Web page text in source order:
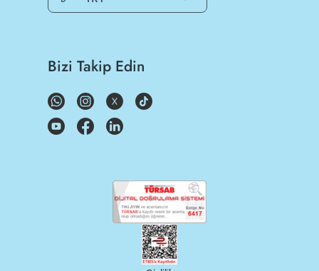
Bizi Takip Edin